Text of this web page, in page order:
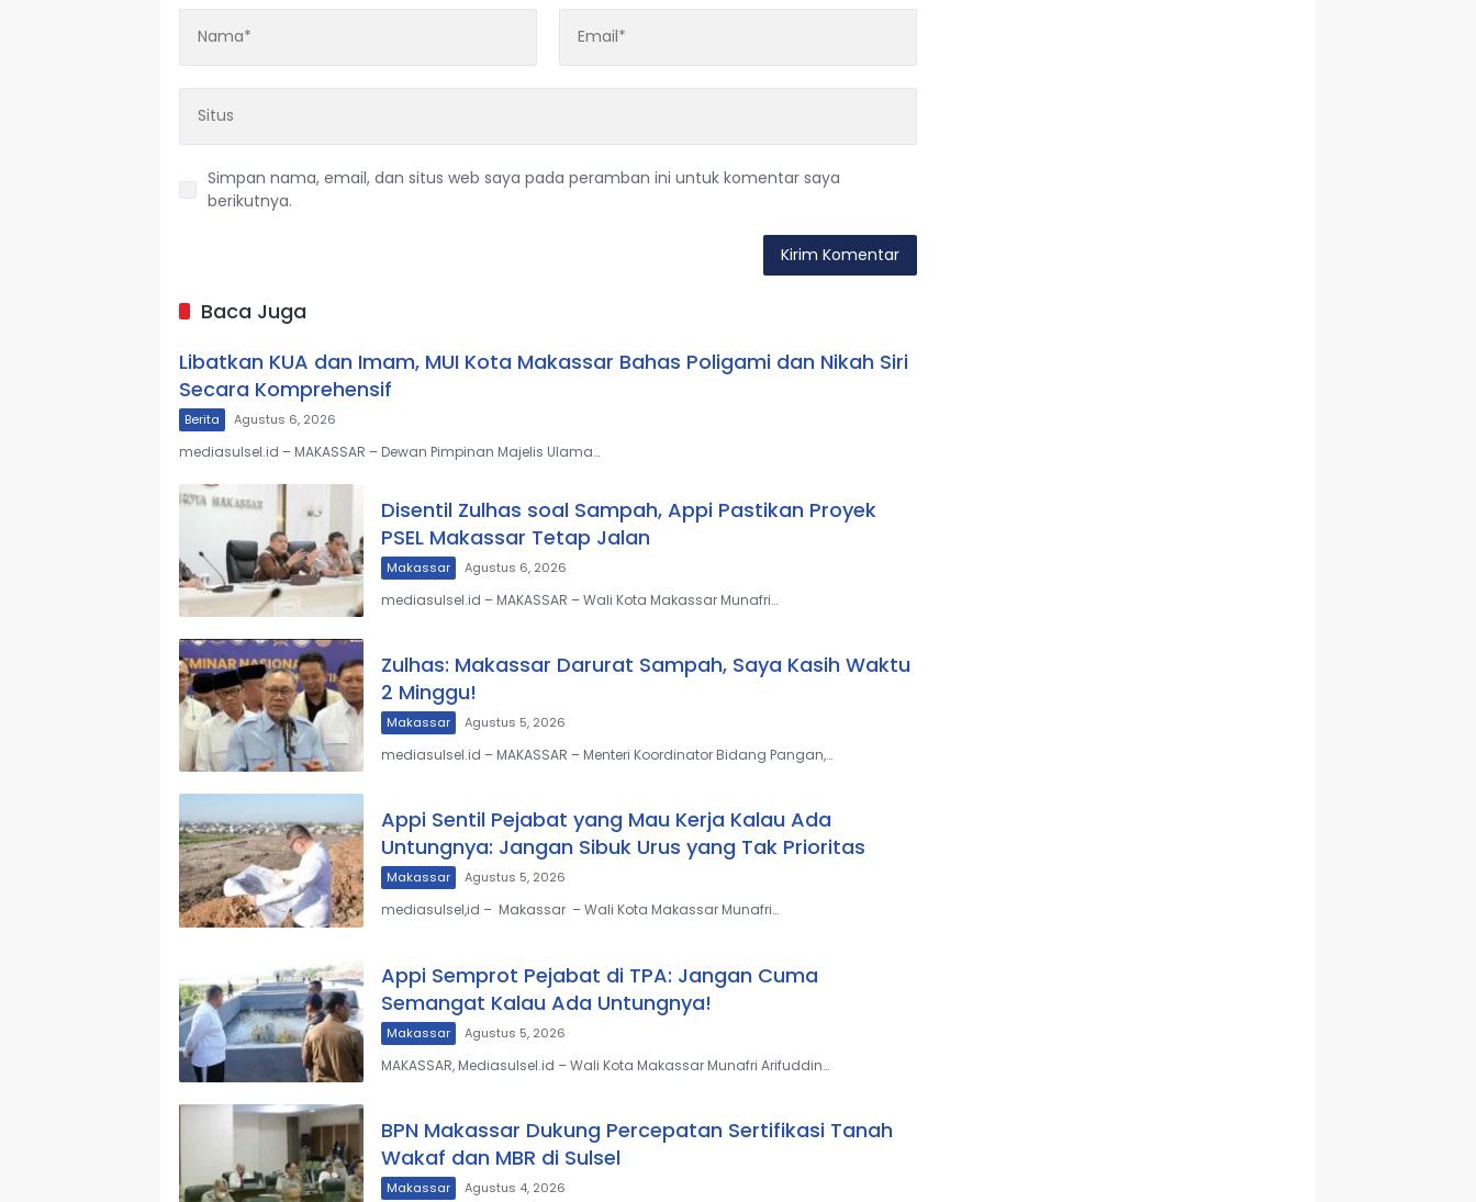
Simpan nama, email, dan situs web saya pada peramban ini untuk komentar saya
berikutnya.
Baca Juga
Libatkan KUA dan Imam, MUI Kota Makassar Bahas Poligami dan Nikah Siri
Secara Komprehensif
Berita Agustus 6, 2026
mediasulsel.id – MAKASSAR – Dewan Pimpinan Majelis Ulama…
Disentil Zulhas soal Sampah, Appi Pastikan Proyek
PSEL Makassar Tetap Jalan
Makassar Agustus 6, 2026
mediasulsel.id – MAKASSAR – Wali Kota Makassar Munafri…
Zulhas: Makassar Darurat Sampah, Saya Kasih Waktu
2 Minggu!
Makassar Agustus 5, 2026
mediasulsel.id – MAKASSAR – Menteri Koordinator Bidang Pangan,…
Appi Sentil Pejabat yang Mau Kerja Kalau Ada
Untungnya: Jangan Sibuk Urus yang Tak Prioritas
Makassar Agustus 5, 2026
mediasulsel,id – Makassar – Wali Kota Makassar Munafri…
Appi Semprot Pejabat di TPA: Jangan Cuma
Semangat Kalau Ada Untungnya!
Makassar Agustus 5, 2026
MAKASSAR, Mediasulsel.id – Wali Kota Makassar Munafri Arifuddin…
BPN Makassar Dukung Percepatan Sertifikasi Tanah
Wakaf dan MBR di Sulsel
Makassar Agustus 4, 2026